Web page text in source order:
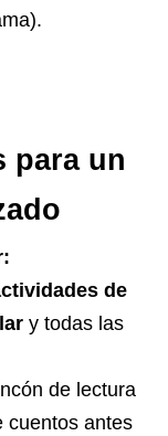
para un
de
y todas las
de lectura
cuentos antes